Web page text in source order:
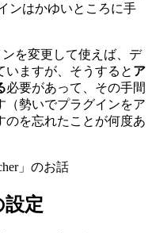
ンはかゆいところに手
を変更して使えば、デ
ますが、そうすると ア
必要があって、その手間
（勢いでプラグインをア
のを忘れたことが何度あ
」のお話
設定